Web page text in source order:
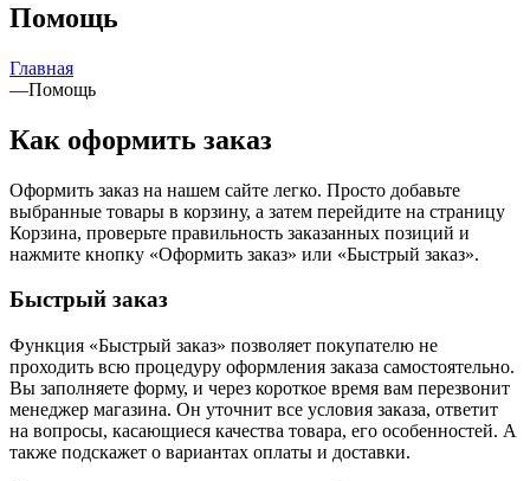
Помощь
Главная
—Помощь
Как оформить заказ
Оформить заказ на нашем сайте легко. Просто добавьте
выбранные товары в корзину, а затем перейдите на страницу
Корзина, проверьте правильность заказанных позиций и
нажмите кнопку «Оформить заказ» или «Быстрый заказ».
Быстрый заказ
Функция «Быстрый заказ» позволяет покупателю не
проходить всю процедуру оформления заказа самостоятельно.
Вы заполняете форму, и через короткое время вам перезвонит
менеджер магазина. Он уточнит все условия заказа, ответит
на вопросы, касающиеся качества товара, его особенностей. А
также подскажет о вариантах оплаты и доставки.